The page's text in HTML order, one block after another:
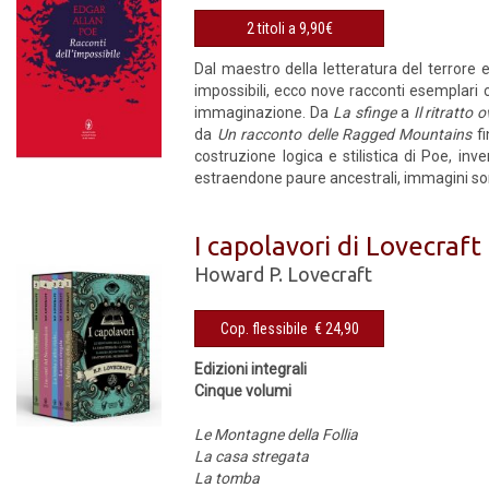
2 titoli a 9,90€
Dal maestro della letteratura del terrore
impossibili, ecco nove racconti esemplari
immaginazione. Da La sfingea Il ritratto
da Un racconto delle Ragged Mountains
costruzione logica e stilistica di Poe,
estraendone paure ancestrali, immagini
I capolavori di
Howard P. Lovecraft
Cop. flessibile € 24,90
Edizioni integrali
Cinque volumi
Le Montagne della Follia
La casa stregata
La tomba